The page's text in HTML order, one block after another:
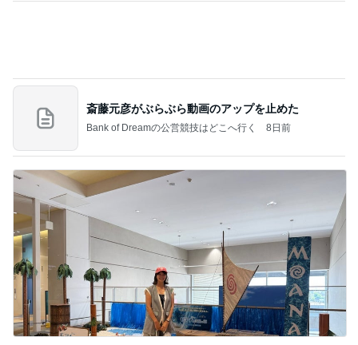
斎藤元彦がぶらぶら動画のアップを止めた
Bank of Dreamの公営競技はどこへ行く 8日前